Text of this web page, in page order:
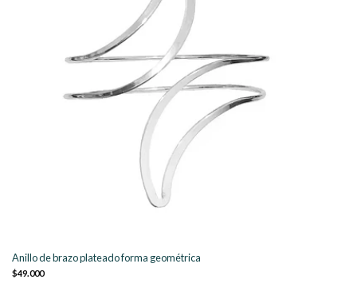
Anillo de brazo plateado forma geométrica
$49.000